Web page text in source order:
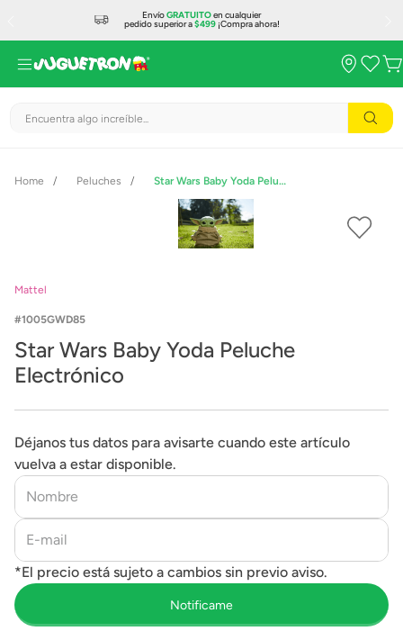
EnvíoGRATUITOen cualquier
pedido superior a$499¡Compra ahora!
Encuentra algo increíble...
Peluches Star Wars Baby Yoda Peluche Electrónico
Mattel
1005GWD85
Star Wars Baby Yoda Peluche
Electrónico
Déjanos tus datos para avisarte cuando este artículo
vuelva a estar disponible.